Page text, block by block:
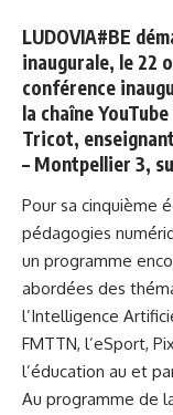
LUDOVIA#BE
inaugurale, le 22
conférence
la chaîne
Tricot,
– Montpellier 3,
Pour sa cinquième
pédagogies
un programme
abordées des
l’Intelligence
FMTTN, l’eSport,
l’éducation au et
Au programme de